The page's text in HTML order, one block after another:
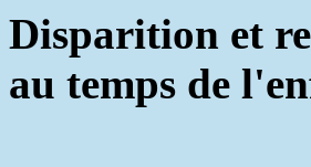
Disparition et
au temps de